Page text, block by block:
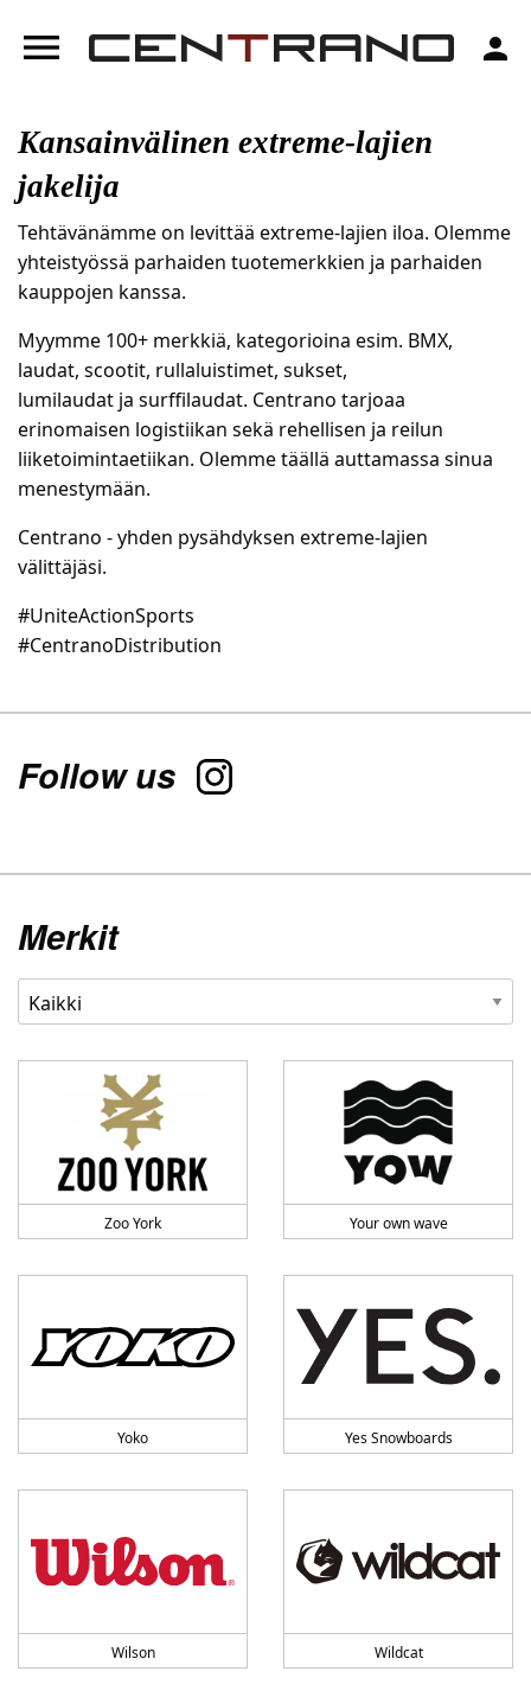
menu person
Kansainvälinen extreme-lajien
jakelija
Tehtävänämme on levittää extreme-lajien iloa. Olemme
yhteistyössä parhaiden tuotemerkkien ja parhaiden
kauppojen kanssa.
Myymme 100+ merkkiä, kategorioina esim. BMX,
laudat, scootit, rullaluistimet, sukset,
lumilaudat ja surffilaudat. Centrano tarjoaa
erinomaisen logistiikan sekä rehellisen ja reilun
liiketoimintaetiikan. Olemme täällä auttamassa sinua
menestymään.
Centrano - yhden pysähdyksen extreme-lajien
välittäjäsi.
#UniteActionSports
#CentranoDistribution
Follow us
Merkit
Zoo York Your own wave
Yoko Yes Snowboards
Wilson Wildcat